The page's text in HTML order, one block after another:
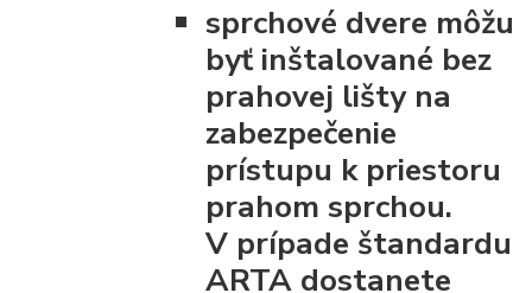
sprchové dvere môžu
byť inštalované bez
prahovej lišty na
zabezpečenie
prístupu k priestoru
prahom sprchou.
V prípade štandardu
ARTA dostanete